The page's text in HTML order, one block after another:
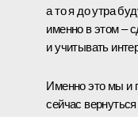
а то я до утра
именно в этом –
и учитывать
Именно это мы и
сейчас